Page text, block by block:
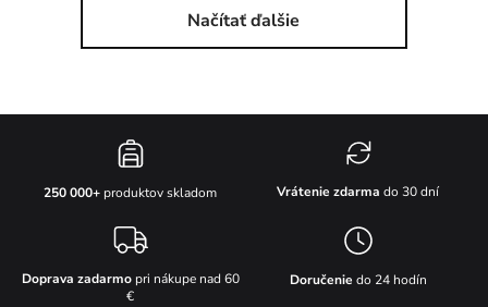
Načítať ďalšie
250 000+ produktov skladom Vrátenie zdarma do 30 dní
Doprava zadarmopri nákupe nad 60
€
Doručenie do 24 hodín